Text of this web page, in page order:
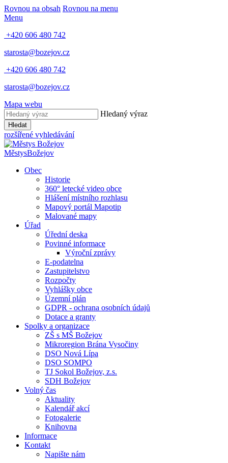
Rovnou na obsah Rovnou na menu
Menu
+420 606 480 742
starosta@bozejov.cz
+420 606 480 742
starosta@bozejov.cz
Mapa webu
Hledaný výraz
Hledat
rozšířené vyhledávání
MěstysBožejov
Obec
Historie
360° letecké video obce
Hlášení místního rozhlasu
Mapový portál Mapotip
Malované mapy
Úřad
Úřední deska
Povinné informace
Výroční zprávy
E-podatelna
Zastupitelstvo
Rozpočty
Vyhlášky obce
Územní plán
GDPR - ochrana osobních údajů
Dotace a granty
Spolky a organizace
ZŠ s MŠ Božejov
Mikroregion Brána Vysočiny
DSO Nová Lípa
DSO SOMPO
TJ Sokol Božejov, z.s.
SDH Božejov
Volný čas
Aktuality
Kalendář akcí
Fotogalerie
Knihovna
Informace
Kontakt
Napište nám